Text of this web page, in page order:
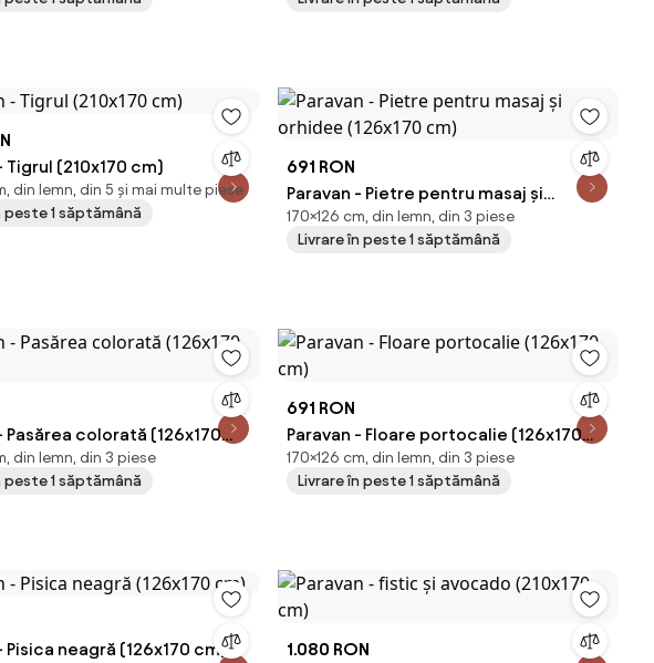
Tigrul (210x170 cm)
din lemn, din 5 și mai multe piese
peste 1 săptămână
691 RON
Paravan - Pietre pentru masaj și
orhidee (126x170 cm)
170×126 cm, din lemn, din 3 piese
Livrare în peste 1 săptămână
Pasărea colorată (126x170
din lemn, din 3 piese
peste 1 săptămână
691 RON
Paravan - Floare portocalie (126x170
cm)
170×126 cm, din lemn, din 3 piese
Livrare în peste 1 săptămână
Pisica neagră (126x170 cm)
1.080 RON